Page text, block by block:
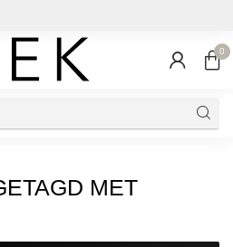
0
MET